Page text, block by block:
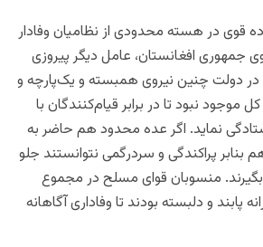
قوی در هسته محدودی از نظامیان وفادار
جمهوری افغانستان، عامل دیگر پیروزی
در دولت چنین نیروی همبسته و یک‌پارچه و
موجود نبود تا در برابر قیام‌کنندگان با
نماید. اگر عده محدود هم حاضر به
بنابر پراکندگی و سردرگمی نتوانستند جلو
بگیرند. منسوبان قوای مسلح در مجموع
پابند و دلبسته بودند تا وفاداری آگاهانه